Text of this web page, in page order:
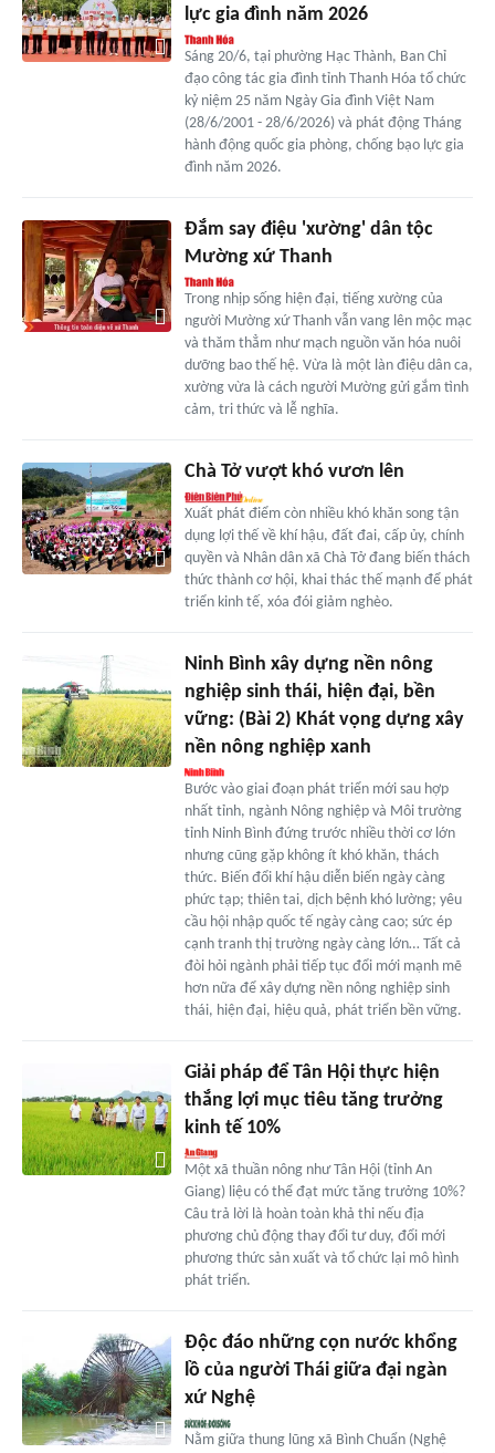
lực gia đình năm 2026
Sáng 20/6, tại phường Hạc Thành, Ban Chỉ
đạo công tác gia đình tỉnh Thanh Hóa tổ chức
kỷ niệm 25 năm Ngày Gia đình Việt Nam
(28/6/2001 - 28/6/2026) và phát động Tháng
hành động quốc gia phòng, chống bạo lực gia
đình năm 2026.
Đắm say điệu 'xường' dân tộc
Mường xứ Thanh
Trong nhịp sống hiện đại, tiếng xường của
người Mường xứ Thanh vẫn vang lên mộc mạc
và thăm thẳm như mạch nguồn văn hóa nuôi
dưỡng bao thế hệ. Vừa là một làn điệu dân ca,
xường vừa là cách người Mường gửi gắm tình
cảm, tri thức và lễ nghĩa.
Chà Tở vượt khó vươn lên
Xuất phát điểm còn nhiều khó khăn song tận
dụng lợi thế về khí hậu, đất đai, cấp ủy, chính
quyền và Nhân dân xã Chà Tở đang biến thách
thức thành cơ hội, khai thác thế mạnh để phát
triển kinh tế, xóa đói giảm nghèo.
Ninh Bình xây dựng nền nông
nghiệp sinh thái, hiện đại, bền
vững: (Bài 2) Khát vọng dựng xây
nền nông nghiệp xanh
Bước vào giai đoạn phát triển mới sau hợp
nhất tỉnh, ngành Nông nghiệp và Môi trường
tỉnh Ninh Bình đứng trước nhiều thời cơ lớn
nhưng cũng gặp không ít khó khăn, thách
thức. Biến đổi khí hậu diễn biến ngày càng
phức tạp; thiên tai, dịch bệnh khó lường; yêu
cầu hội nhập quốc tế ngày càng cao; sức ép
cạnh tranh thị trường ngày càng lớn… Tất cả
đòi hỏi ngành phải tiếp tục đổi mới mạnh mẽ
hơn nữa để xây dựng nền nông nghiệp sinh
thái, hiện đại, hiệu quả, phát triển bền vững.
Giải pháp để Tân Hội thực hiện
thắng lợi mục tiêu tăng trưởng
kinh tế 10%
Một xã thuần nông như Tân Hội (tỉnh An
Giang) liệu có thể đạt mức tăng trưởng 10%?
Câu trả lời là hoàn toàn khả thi nếu địa
phương chủ động thay đổi tư duy, đổi mới
phương thức sản xuất và tổ chức lại mô hình
phát triển.
Độc đáo những cọn nước khổng
lồ của người Thái giữa đại ngàn
xứ Nghệ
Nằm giữa thung lũng xã Bình Chuẩn (Nghệ